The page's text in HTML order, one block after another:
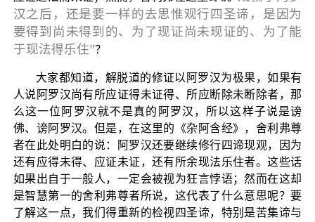
汉之后，还是要一样的去思惟观行四圣谛，是因为
要得到尚未得到的、为了现证尚未现证的、为了能
于现法得乐住”？
大家都知道，解脱道的修证以阿罗汉为极果，如果有
人说阿罗汉尚有所应证得未证得、所应断除未断除者，那
么这一位阿罗汉就不是真的阿罗汉，所以这样子说是谤
佛、谤阿罗汉。但是，在这里的《杂阿含经》，舍利弗尊
者在此处明白的说：阿罗汉还要继续修行四谛现观，因为
还有应得未得、应证未证，还有所余现法乐住者。这些话
如果出自于一般人，一定会被视为狂言悖语；然而在这却
是智慧第一的舍利弗尊者所说，这代表了什么意思呢？要
了解这一点，我们得重新的检视四圣谛，特别是苦集谛与